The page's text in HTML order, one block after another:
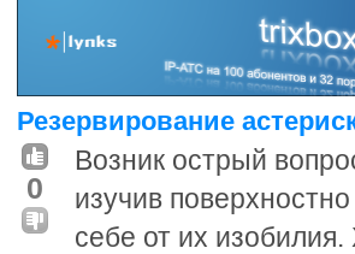
Резервирование
0
Возник острый
изучив
себе от их